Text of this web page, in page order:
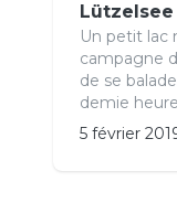
Lützelsee
Un petit lac
campagne
de se
demie
5 février